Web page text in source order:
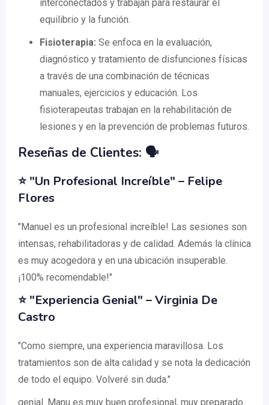
interconectados y trabajan para restaurar el
equilibrio y la función.
Fisioterapia: Se enfoca en la evaluación,
diagnóstico y tratamiento de disfunciones físicas
a través de una combinación de técnicas
manuales, ejercicios y educación. Los
fisioterapeutas trabajan en la rehabilitación de
lesiones y en la prevención de problemas futuros.
Reseñas de Clientes: 🗣️
⭐ "Un Profesional Increíble" – Felipe
Flores
"Manuel es un profesional increíble! Las sesiones son
intensas, rehabilitadoras y de calidad. Además la clínica
es muy acogedora y en una ubicación insuperable.
¡100% recomendable!"
⭐ "Experiencia Genial" – Virginia De
Castro
"Como siempre, una experiencia maravillosa. Los
tratamientos son de alta calidad y se nota la dedicación
de todo el equipo. Volveré sin duda."
genial. Manu es muy buen profesional, muy preparado.